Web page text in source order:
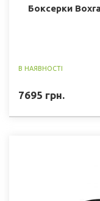
Боксерки
В НАЯВНОСТІ
7695 грн.